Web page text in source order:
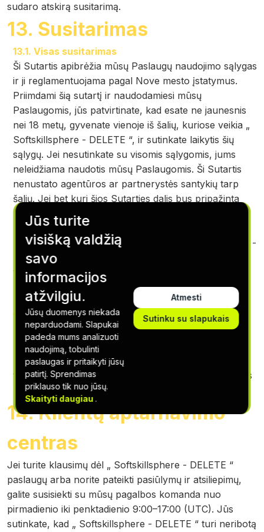
sudaro atskirą susitarimą.
13. Susitarimas
13.1. Visas susitarimas
Ši Sutartis apibrėžia mūsų Paslaugų naudojimo sąlygas
ir ji reglamentuojama pagal Nove mesto įstatymus.
Priimdami šią sutartį ir naudodamiesi mūsų
Paslaugomis, jūs patvirtinate, kad esate ne jaunesnis
nei 18 metų, gyvenate vienoje iš šalių, kuriose veikia „
Softskillsphere - DELETE “, ir sutinkate laikytis šių
sąlygų. Jei nesutinkate su visomis sąlygomis, jums
neleidžiama naudotis mūsų Paslaugomis. Ši Sutartis
nenustato agentūros ar partnerystės santykių tarp
šalių. Jei bet kuri šios Sutarties dalis bus pripažinta
negaliojančia ar neįgyvendinama, tai neturės įtakos
likusių nuostatų galiojimui ir įgyvendinamumui, kurios
bus aiškinamos pagal taikytiną teisę. „ Softskillsphere -
DELETE “ pasilieka teisę bet kuriuo metu be savo
teises ir pareigas pagal šią Sutartį bet kuriai trečiajai
šaliai bet kuriuo metu be įspėjimo.
13.2 Pakeitimai
Softskillsphere - DELETE pasilieka teisę bet kuriuo
metu keisti ir modifikuoti šią Sutartį bei Apskaitos
nuostatas, paskelbdama naują versiją Svetainėje. Jei
toliau naudositės mūsų Paslaugomis, sutinkate laikytis
šių pakeitimų.
14. Klientų aptarnavimo
centras
Jei turite klausimų dėl „ Softskillsphere - DELETE “
paslaugų arba norite pateikti pasiūlymų ir atsiliepimų,
galite susisiekti su mūsų pagalbos komanda nuo
pirmadienio iki penktadienio 9:00–17:00 (UTC). Jūs
sutinkate, kad „ Softskillsphere - DELETE “ turi neribotą
Jūs turite
visišką valdžią
savo
informacijos
atžvilgiu.
Jūsų duomenys niekada
neparduodami. Slapukai
padeda mums analizuoti
naudojimą, tobulinti
paslaugas ir pritaikyti jūsų
patirtį. Sprendimas
priklauso tik nuo jūsų.
Skaityti daugiau .
Atmesti
Sutinku su slapukais